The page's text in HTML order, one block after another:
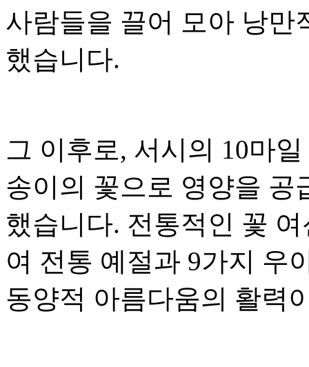
사람들을 끌어 모아 낭만
했습니다.
그 이후로, 서시의 10마
송이의 꽃으로 영양을 공
했습니다. 전통적인 꽃
여 전통 예절과 9가지 우
동양적 아름다움의 활력